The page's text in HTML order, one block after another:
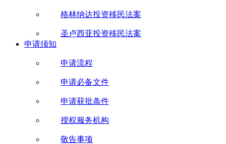
格林纳达投资移民法案
圣卢西亚投资移民法案
申请须知
申请流程
申请必备文件
申请获批条件
授权服务机构
敬告事项